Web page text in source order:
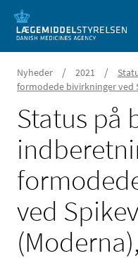
Nyheder / 2021 /
formodede bivirkninger ved
Status på
ved